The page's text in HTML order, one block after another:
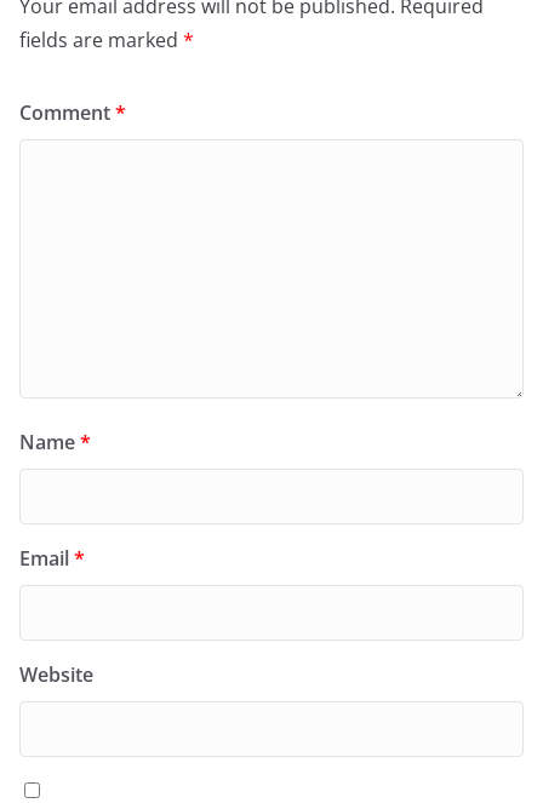
Your email address will not be published. Required
fields are marked *
Comment*
Name*
Email*
Website